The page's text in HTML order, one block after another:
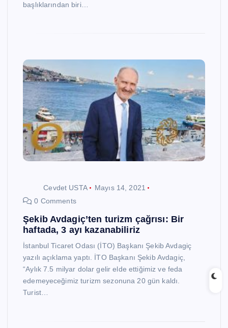
başlıklarından biri…
Cevdet USTA
Mayıs 14, 2021
0 Comments
Şekib Avdagiç’ten turizm çağrısı: Bir
haftada, 3 ayı kazanabiliriz
İstanbul Ticaret Odası (İTO) Başkanı Şekib Avdagiç
yazılı açıklama yaptı. İTO Başkanı Şekib Avdagiç,
“Aylık 7.5 milyar dolar gelir elde ettiğimiz ve feda
edemeyeceğimiz turizm sezonuna 20 gün kaldı.
Turist…